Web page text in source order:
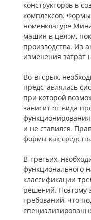
конструкторов в
комплексов.
номенклатуре
машин в целом,
производства. Из
изменения затрат
Во-вторых,
представлялась
при которой
зависит от вида
и не ставился.
формы как
В-третьих,
функционального
классификации
решений. Поэтому
требований, что